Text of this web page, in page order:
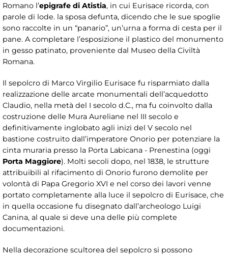
Romano l’epigrafe di Atistia, in cui Eurisace ricorda, con
parole di lode. la sposa defunta, dicendo che le sue spoglie
sono raccolte in un “panario”, un’urna a forma di cesta per il
pane. A completare l’esposizione il plastico del monumento
in gesso patinato, proveniente dal Museo della Civiltà
Romana.
Il sepolcro di Marco Virgilio Eurisace fu risparmiato dalla
realizzazione delle arcate monumentali dell’acquedotto
Claudio, nella metà del I secolo d.C., ma fu coinvolto dalla
costruzione delle Mura Aureliane nel III secolo e
definitivamente inglobato agli inizi del V secolo nel
bastione costruito dall’imperatore Onorio per potenziare la
cinta muraria presso la Porta Labicana - Prenestina (oggi
Porta Maggiore). Molti secoli dopo, nel 1838, le strutture
attribuibili al rifacimento di Onorio furono demolite per
volontà di Papa Gregorio XVI e nel corso dei lavori venne
portato completamente alla luce il sepolcro di Eurisace, che
in quella occasione fu disegnato dall’archeologo Luigi
Canina, al quale si deve una delle più complete
documentazioni.
Nella decorazione scultorea del sepolcro si possono